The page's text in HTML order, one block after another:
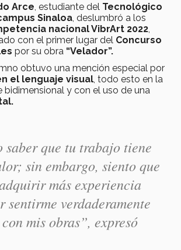
Arce , estudiante del Tecnológico
Sinaloa , deslumbró a los
nacional VibrArt 2022
con el primer lugar del Concurso
por su obra “Velador”.
obtuvo una mención especial por
el lenguaje visual , todo esto en la
bidimensional y con el uso de una
saber que tu trabajo tiene
sin embargo, siento que
más experiencia
sentirme verdaderamente
mis obras”, expresó